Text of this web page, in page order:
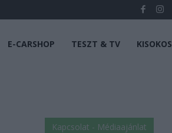
E-CARSHOP TESZT & TV KISOKOS
Kapcsolat - Médiaajánlat